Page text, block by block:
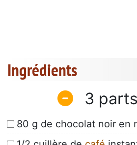
Ingrédients
3
80 g de chocolat noir en